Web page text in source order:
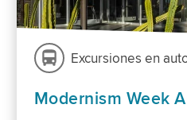
Excursiones en
Modernism Week